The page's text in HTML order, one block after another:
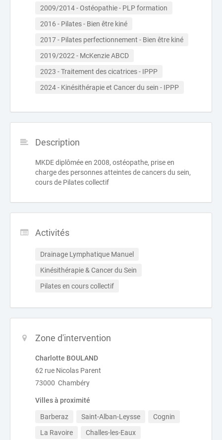
2009/2014 - Ostéopathie - PLP formation
2016 - Pilates - Bien être kiné
2017 - Pilates perfectionnement - Bien être kiné
2019/2022 - McKenzie ABCD
2023 - Traitement des cicatrices - IPPP
2024 - Kinésithérapie et Cancer du sein - IPPP
Description
MKDE diplômée en 2008, ostéopathe, prise en
charge des personnes atteintes de cancers du sein,
cours de Pilates collectif
Activités
Drainage Lymphatique Manuel
Kinésithérapie & Cancer du Sein
Pilates en cours collectif
Zone d'intervention
Charlotte BOULAND
62 rue Nicolas Parent
73000 Chambéry
Villes à proximité
Barberaz Saint-Alban-Leysse
Cognin
La Ravoire
Challes-les-Eaux